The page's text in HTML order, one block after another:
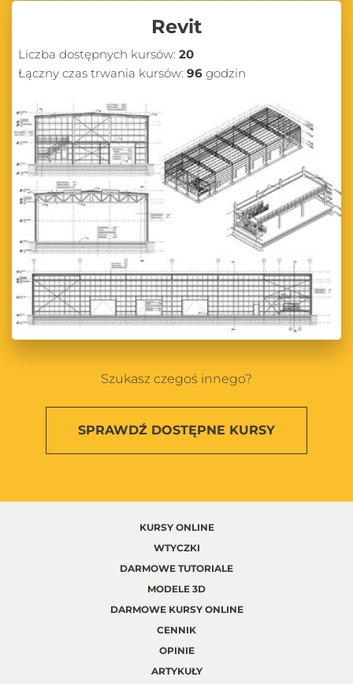
Revit
Liczba dostępnych kursów: 20
Łączny czas trwania kursów: 96 godzin
Szukasz czegoś innego?
SPRAWDŹ DOSTĘPNE KURSY
KURSY ONLINE
WTYCZKI
DARMOWE TUTORIALE
MODELE 3D
DARMOWE KURSY ONLINE
CENNIK
OPINIE
ARTYKUŁY